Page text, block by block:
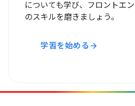
についても学び、フロントエ
のスキルを磨きましょう。
学習を始める arrow_forward